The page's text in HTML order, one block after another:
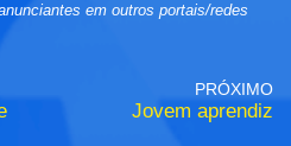
em outros portais/redes
PRÓXIMO
Jovem aprendiz